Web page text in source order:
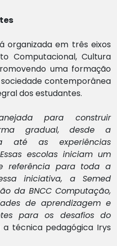
organizada em três eixos
Computacional, Cultura
uma formação
contemporânea
dos estudantes.
para construir
gradual, desde a
até as experiências
escolas iniciam um
referência para toda a
iniciativa, a Semed
da BNCC Computação,
de aprendizagem e
para os desafios do
a técnica pedagógica Irys